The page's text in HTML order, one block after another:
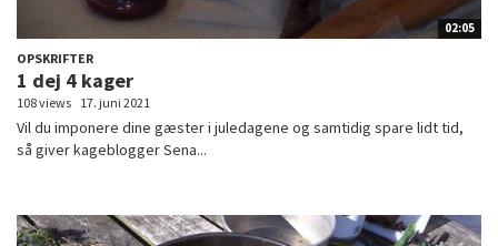
02:05
OPSKRIFTER
1 dej 4 kager
108 views 17. juni 2021
Vil du imponere dine gæster i juledagene og samtidig spare lidt tid,
så giver kageblogger Sena...